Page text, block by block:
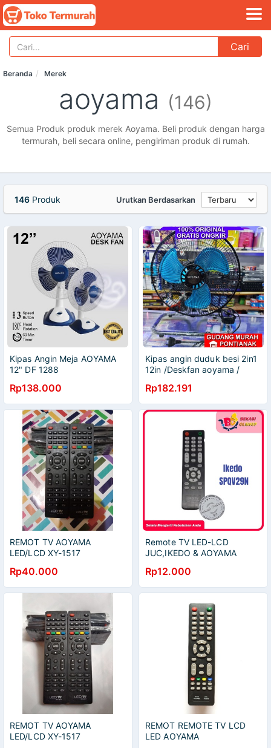
Cari
Beranda Merek
aoyama (146)
Semua Produk produk merek Aoyama. Beli produk dengan harga
termurah, beli secara online, pengiriman produk di rumah.
146 Produk Urutkan Berdasarkan
Kipas Angin Meja AOYAMA
12" DF 1288
Rp138.000
Kipas angin duduk besi 2in1
12in /Deskfan aoyama /
2in1 /
Rp182.191
REMOT TV AOYAMA
LED/LCD XY-1517
Rp40.000
Remote TV LED-LCD
JUC,IKEDO & AOYAMA
Rp12.000
REMOT TV AOYAMA
LED/LCD XY-1517
REMOT REMOTE TV LCD
LED AOYAMA